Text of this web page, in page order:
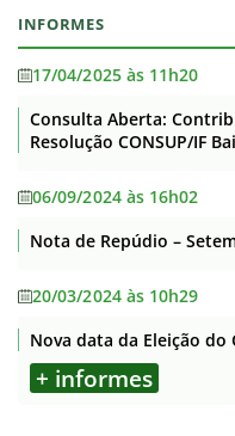
INFORMES
17/04/2025 às 11h20
Consulta Aberta:
Resolução CONSUP/IF
06/09/2024 às 16h02
Nota de Repúdio –
20/03/2024 às 10h29
Nova data da Eleição do
+ informes